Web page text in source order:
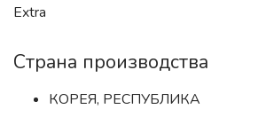
Extra
Страна производства
КОРЕЯ, РЕСПУБЛИКА